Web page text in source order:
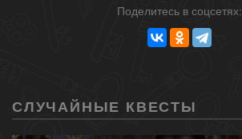
Поделитесь в соцсетях:
СЛУЧАЙНЫЕ КВЕСТЫ